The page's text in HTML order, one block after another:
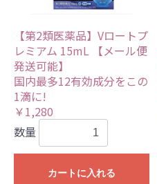
【第2類医薬品】Vロートプ
レミアム 15mL 【メール便
発送可能】
国内最多12有効成分をこの
1滴に!
￥1,280
数量
カートに入れる